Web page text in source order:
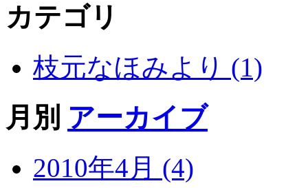
カテゴリ
枝元なほみより (1)
月別 アーカイブ
2010年4月 (4)